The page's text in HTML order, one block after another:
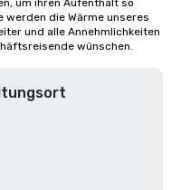
um ihren Aufenthalt so
werden die Wärme unseres
und alle Annehmlichkeiten
wünschen.